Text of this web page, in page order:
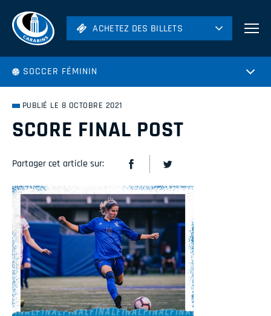
ACHETEZ DES BILLETS
Hockey
ACHETEZ DES BILLETS
SOCCER FÉMININ
PUBLIÉ LE 8 OCTOBRE 2021
SCORE FINAL POST
Partager cet article sur: